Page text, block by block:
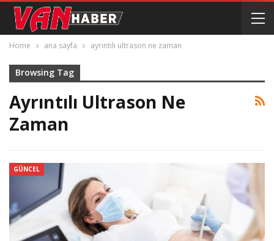
Home ana sayfa ayrıntılı ultrason ne zaman
Browsing Tag
Ayrıntılı Ultrason Ne
Zaman
GÜNCEL